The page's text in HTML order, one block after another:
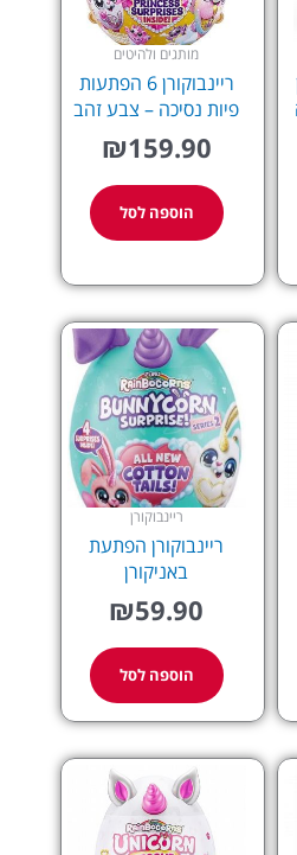
מותגים ולהיטים
ריינבוקורן 6 הפתעות
פיות נסיכה – צבע זהב
₪159.90
הוספה לסל
ריינבוקורן
ריינבוקורן הפתעת
באניקורן
₪59.90
הוספה לסל